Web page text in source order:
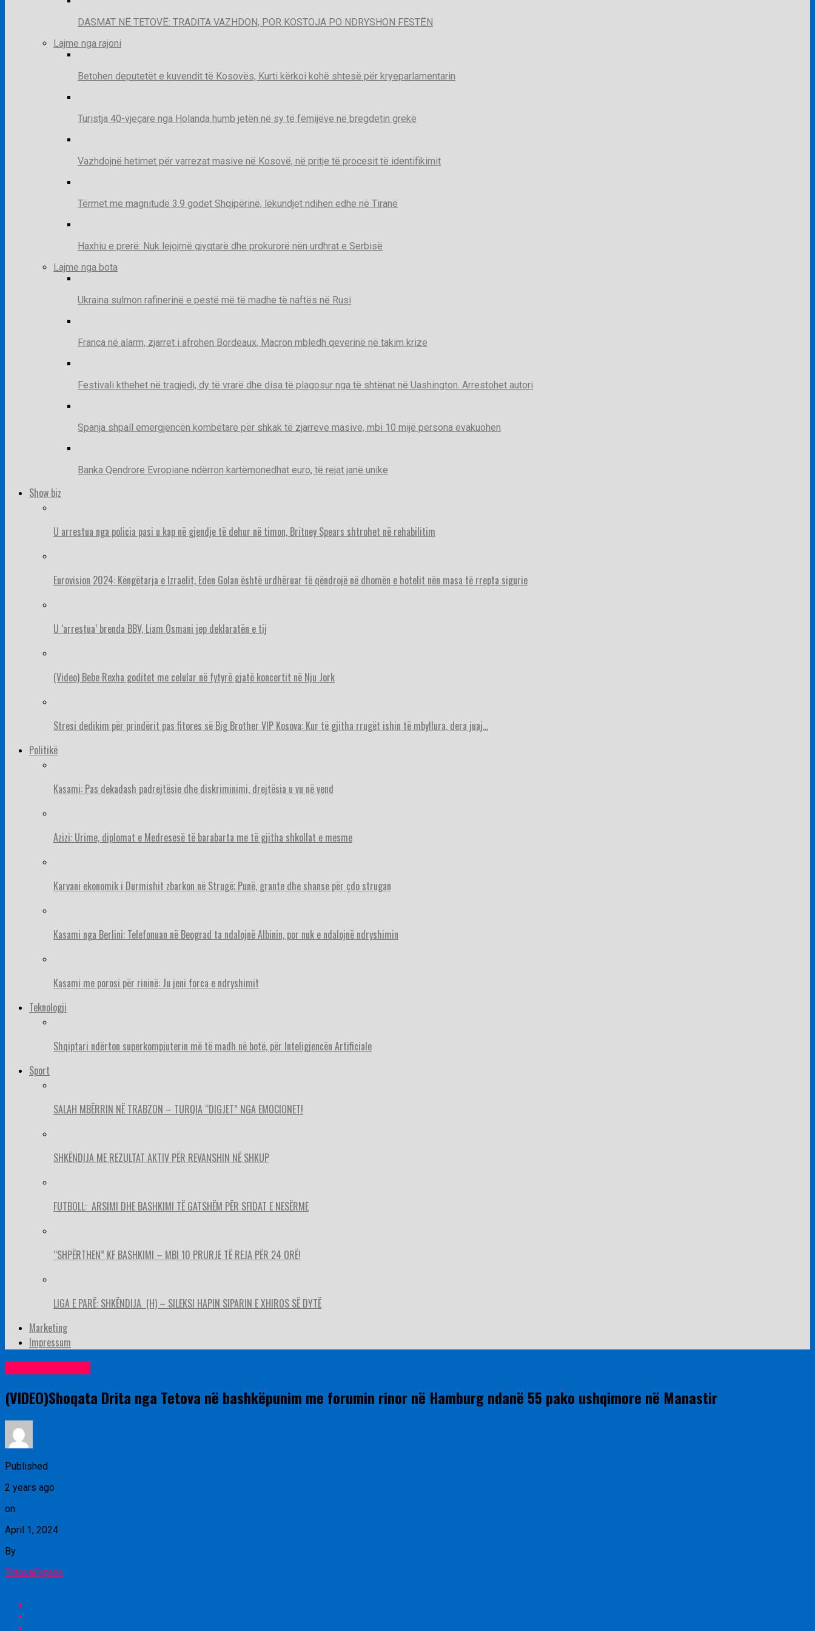
DASMAT NË TETOVË: TRADITA VAZHDON, POR KOSTOJA PO NDRYSHON FESTËN
Lajme nga rajoni
Betohen deputetët e kuvendit të Kosovës, Kurti kërkoi kohë shtesë për kryeparlamentarin
Turistja 40-vjeçare nga Holanda humb jetën në sy të fëmijëve në bregdetin grekë
Vazhdojnë hetimet për varrezat masive në Kosovë, në pritje të procesit të identifikimit
Tërmet me magnitudë 3.9 godet Shqipërinë, lëkundjet ndihen edhe në Tiranë
Haxhiu e prerë: Nuk lejojmë gjyqtarë dhe prokurorë nën urdhrat e Serbisë
Lajme nga bota
Ukraina sulmon rafinerinë e pestë më të madhe të naftës në Rusi
Franca në alarm, zjarret i afrohen Bordeaux, Macron mbledh qeverinë në takim krize
Festivali kthehet në tragjedi, dy të vrarë dhe disa të plagosur nga të shtënat në Uashington. Arrestohet autori
Spanja shpall emergjencën kombëtare për shkak të zjarreve masive, mbi 10 mijë persona evakuohen
Banka Qendrore Evropiane ndërron kartëmonedhat euro, të rejat janë unike
Show biz
U arrestua nga policia pasi u kap në gjendje të dehur në timon, Britney Spears shtrohet në rehabilitim
Eurovision 2024: Këngëtarja e Izraelit, Eden Golan është urdhëruar të qëndrojë në dhomën e hotelit nën masa të rrepta sigurie
U ‘arrestua’ brenda BBV, Liam Osmani jep deklaratën e tij
(Video) Bebe Rexha goditet me celular në fytyrë gjatë koncertit në Nju Jork
Stresi dedikim për prindërit pas fitores së Big Brother VIP Kosova: Kur të gjitha rrugët ishin të mbyllura, dera juaj…
Politikë
Kasami: Pas dekadash padrejtësie dhe diskriminimi, drejtësia u vu në vend
Azizi: Urime, diplomat e Medresesë të barabarta me të gjitha shkollat e mesme
Karvani ekonomik i Durmishit zbarkon në Strugë; Punë, grante dhe shanse për çdo strugan
Kasami nga Berlini: Telefonuan në Beograd ta ndalojnë Albinin, por nuk e ndalojnë ndryshimin
Kasami me porosi për rininë: Ju jeni forca e ndryshimit
Teknologji
Shqiptari ndërton superkompjuterin më të madh në botë, për Inteligjencën Artificiale
Sport
SALAH MBËRRIN NË TRABZON – TURQIA “DIGJET” NGA EMOCIONET!
SHKËNDIJA ME REZULTAT AKTIV PËR REVANSHIN NË SHKUP
FUTBOLL: ARSIMI DHE BASHKIMI TË GATSHËM PËR SFIDAT E NESËRME
“SHPËRTHEN” KF BASHKIMI – MBI 10 PRURJE TË REJA PËR 24 ORË!
LIGA E PARË: SHKËNDIJA (H) – SILEKSI HAPIN SIPARIN E XHIROS SË DYTË
Marketing
Impressum
(VIDEO)Shoqata Drita nga Tetova në bashkëpunim me forumin rinor në Hamburg ndanë 55 pako ushqimore në Manastir
Published
2 years ago
on
April 1, 2024
By
TetovaExpres